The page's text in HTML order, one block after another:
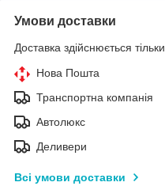
Умови доставки
Доставка здійснюється
Нова Пошта
Транспортна компанія
Автолюкс
Деливери
Всі умови доставки